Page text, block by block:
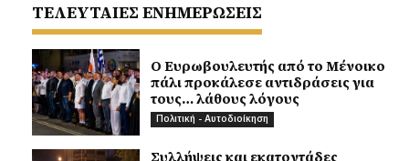
ΤΕΛΕΥΤΑΙΕΣ ΕΝΗΜΕΡΩΣΕΙΣ
Ο Ευρωβουλευτής από το Μένοικο
πάλι προκάλεσε αντιδράσεις για
τους… λάθους λόγους
Πολιτική - Αυτοδιοίκηση
Συλλήψεις και εκατοντάδες